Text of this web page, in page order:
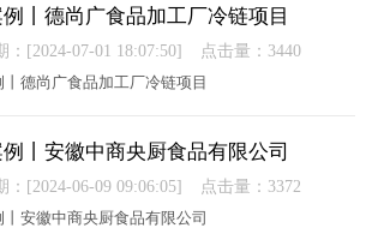
丨德尚广食品加工厂冷链项目
：[2024-07-01 18:07:50]
点击量：3440
丨德尚广食品加工厂冷链项目
丨安徽中商央厨食品有限公司
：[2024-06-09 09:06:05]
点击量：3372
丨安徽中商央厨食品有限公司